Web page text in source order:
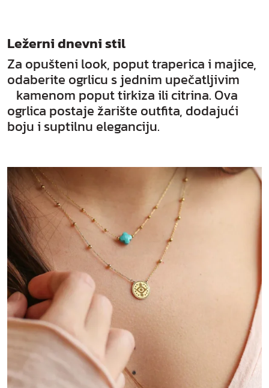
Ležerni dnevni stil
Za opušteni look, poput traperica i majice,
odaberite ogrlicu s jednim upečatljivim
kamenom poput tirkiza ili citrina. Ova
ogrlica postaje žarište outfita, dodajući
boju i suptilnu eleganciju.